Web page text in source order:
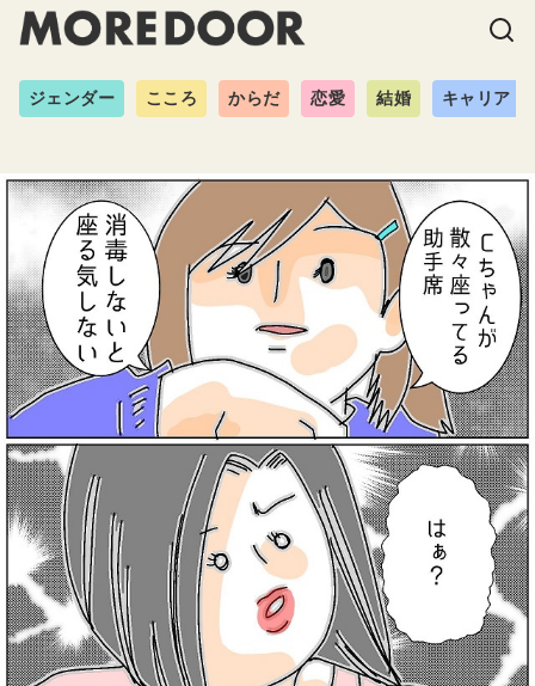
ジェンダー こころ からだ 恋愛 結婚 キャリア